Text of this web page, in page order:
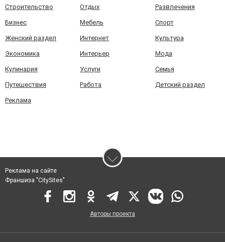
Строительство Отдых Развлечения
Бизнес Мебель Спорт
Женский раздел Интернет Культура
Экономика Интерьер Мода
Кулинария Услуги Семья
Путешествия Работа Детский раздел
Реклама
Реклама на сайте
Франшиза "CitySites"
Авторы проекта